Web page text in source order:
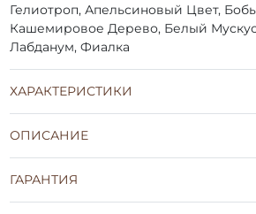
Гелиотроп, Апельсиновый Цвет,
Кашемировое Дерево, Белый
Лабданум, Фиалка
ХАРАКТЕРИСТИКИ
ОПИСАНИЕ
ГАРАНТИЯ